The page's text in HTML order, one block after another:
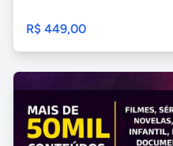
R$ 449,00